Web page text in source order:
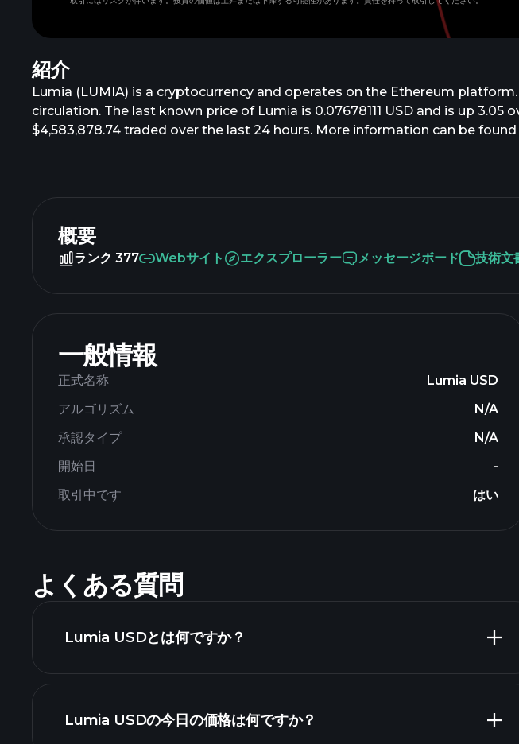
紹介
Lumia (LUMIA) is a cryptocurrency and operates on the Ethereum
circulation. The last known price of Lumia is 0.07678111 USD and is up
$4,583,878.74 traded over the last 24 hours. More information can be
概要
ランク 377 Webサイト エクスプローラー メッセージボード 技術文
一般情報
正式名称
Lumia USD
アルゴリズム
N/A
承認タイプ
N/A
開始日
-
取引中です
はい
よくある質問
Lumia USDとは何ですか？
Lumia USDの今日の価格は何ですか？